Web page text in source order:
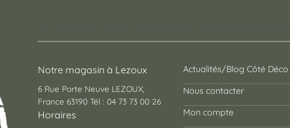
Notre magasin à Lezoux
6 Rue Porte Neuve LEZOUX,
France 63190 Tél : 04 73 73 00 26
Horaires
Actualités/Blog Côté Déco
Nous contacter
Mon compte